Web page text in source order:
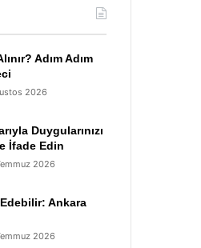
Adım Adım
2026
Duygularınızı
İfade Edin
2026
Ankara
2026